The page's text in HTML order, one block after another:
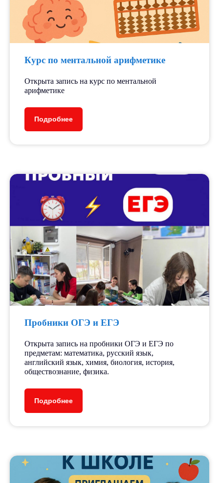
Курс по ментальной арифметике
Открыта запись на курс по ментальной
арифметике
Подробнее
Пробники ОГЭ и ЕГЭ
Открыта запись на пробники ОГЭ и ЕГЭ по
предметам: математика, русский язык,
английский язык, химия, биология, история,
обществознание, физика.
Подробнее
Результаты
наших
учеников
ценные навыки и знания, но и
достигают впечатляющих
результатов на олимпиадах
и экзаменах, поступают в ВУЗы
своей мечты
Мы гордимся тем, что наши ученики
неоднократно становились
победителями различных